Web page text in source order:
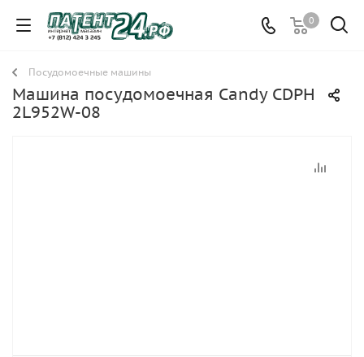
0
Посудомоечные машины
Машина посудомоечная Candy CDPH
2L952W-08